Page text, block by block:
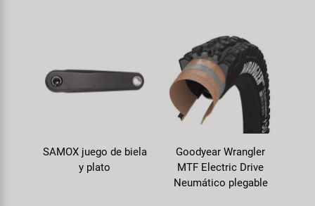
SAMOX juego de biela
y plato
Goodyear Wrangler
MTF Electric Drive
Neumático plegable